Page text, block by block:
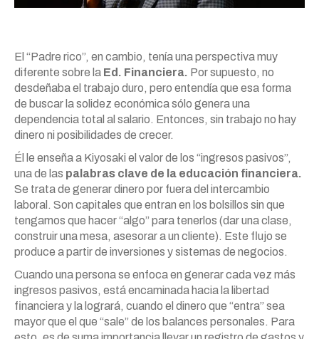
El “Padre rico”, en cambio, tenía una perspectiva muy
diferente sobre la Ed. Financiera. Por supuesto, no
desdeñaba el trabajo duro, pero entendía que esa forma
de buscar la solidez económica sólo genera una
dependencia total al salario. Entonces, sin trabajo no hay
dinero ni posibilidades de crecer.
Él le enseña a Kiyosaki el valor de los “ingresos pasivos”,
una de las palabras clave de la educación financiera.
Se trata de generar dinero por fuera del intercambio
laboral. Son capitales que entran en los bolsillos sin que
tengamos que hacer “algo” para tenerlos (dar una clase,
construir una mesa, asesorar a un cliente). Este flujo se
produce a partir de inversiones y sistemas de negocios.
Cuando una persona se enfoca en generar cada vez más
ingresos pasivos, está encaminada hacia la libertad
financiera y la logrará, cuando el dinero que “entra” sea
mayor que el que “sale” de los balances personales. Para